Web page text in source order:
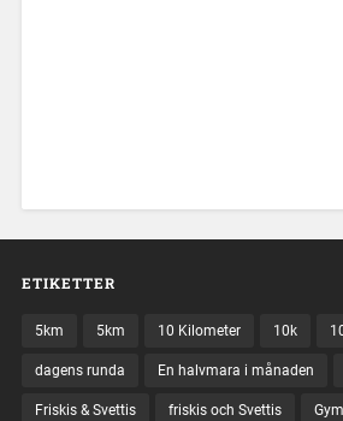
ETIKETTER
5km 5km 10 Kilometer 10k
dagens runda En halvmara i månaden
Friskis & Svettis friskis och Svettis Gym